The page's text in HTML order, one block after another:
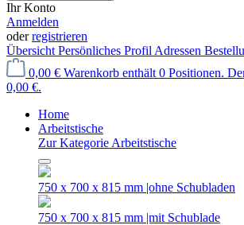
Ihr Konto
Anmelden
oderregistrieren
Übersicht Persönliches Profil Adressen
0,00 € Warenkorb enthält 0 Positionen.
0,00 €.
Home
Arbeitstische
Zur Kategorie Arbeitstische
750 x 700 x 815 mm |ohne Schubladen
750 x 700 x 815 mm |mit Schublade